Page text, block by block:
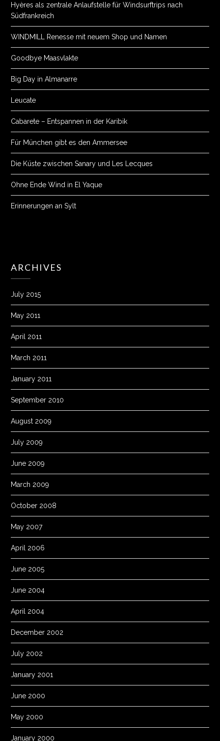
Hyères als zentrale Anlaufstelle für Windsurftrips nach
Südfrankreich
WINDMILL Renesse mit neuem Shop und Namen
Goodbye Maasvlakte
Big Day in Almanarre
Leucate
Cabarete – Entspannen in der Karibik
Für München gibt es den Ammersee
Die Küste zwischen Sanary und Les Lecques
Ohne Ende Wind in El Yaque
Erinnerungen an Sylt
ARCHIVES
July 2015
May 2011
April 2011
March 2011
January 2011
September 2010
August 2009
July 2009
June 2009
March 2009
October 2008
May 2007
April 2006
June 2005
June 2004
April 2004
December 2002
July 2002
January 2001
June 2000
May 2000
January 2000